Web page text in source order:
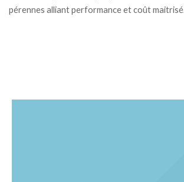
pérennes alliant performance et coût maitrisé.